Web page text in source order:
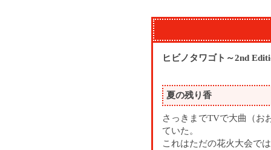
ヒビノタワゴト～2nd
夏の残り香
さっきまでTVで大曲（お
ていた。
これはただの花火大会で